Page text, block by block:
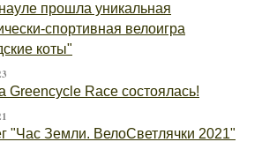
прошла уникальная
спортивная велоигра
коты"
Greencycle Race состоялась!
"Час Земли. ВелоСветлячки 2021"